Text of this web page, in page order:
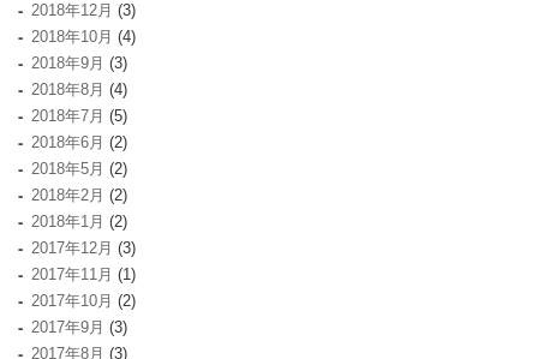
2018年12月 (3)
2018年10月 (4)
2018年9月 (3)
2018年8月 (4)
2018年7月 (5)
2018年6月 (2)
2018年5月 (2)
2018年2月 (2)
2018年1月 (2)
2017年12月 (3)
2017年11月 (1)
2017年10月 (2)
2017年9月 (3)
2017年8月 (3)